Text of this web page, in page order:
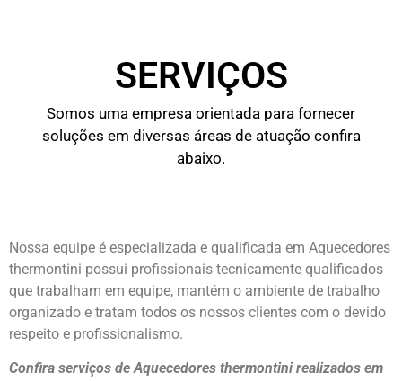
SERVIÇOS
Somos uma empresa orientada para fornecer
soluções em diversas áreas de atuação confira
abaixo.
Nossa equipe é especializada e qualificada em Aquecedores
thermontini possui profissionais tecnicamente qualificados
que trabalham em equipe, mantém o ambiente de trabalho
organizado e tratam todos os nossos clientes com o devido
respeito e profissionalismo.
Confira serviços de Aquecedores thermontini realizados em